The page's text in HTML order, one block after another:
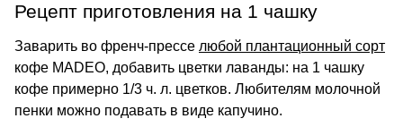
Рецепт приготовления на 1 чашку
Заварить во френч-прессе любой плантационный сорт
кофе MADEO, добавить цветки лаванды: на 1 чашку
кофе примерно 1/3 ч. л. цветков. Любителям молочной
пенки можно подавать в виде капучино.